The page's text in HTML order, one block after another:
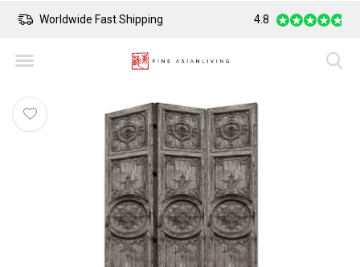
Worldwide Fast Shipping Safe Payment
4.8